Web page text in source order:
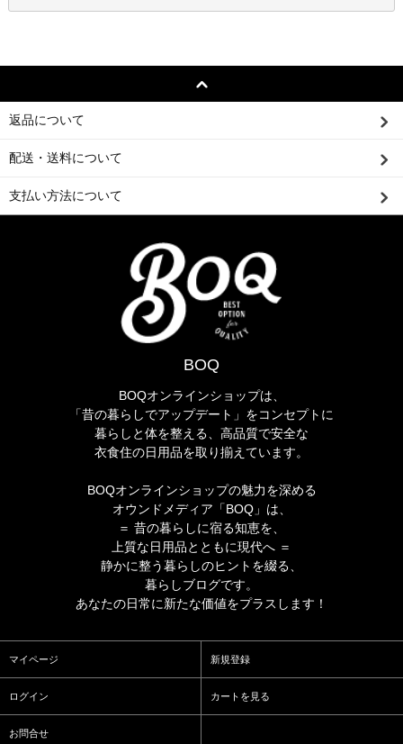
返品について
配送・送料について
支払い方法について
BOQ
BOQオンラインショップは、
「昔の暮らしでアップデート」をコンセプトに
暮らしと体を整える、高品質で安全な
衣食住の日用品を取り揃えています。
BOQオンラインショップの魅力を深める
オウンドメディア「BOQ」は、
＝ 昔の暮らしに宿る知恵を、
上質な日用品とともに現代へ ＝
静かに整う暮らしのヒントを綴る、
暮らしブログです。
あなたの日常に新たな価値をプラスします！
マイページ 新規登録
ログイン カートを見る
お問合せ